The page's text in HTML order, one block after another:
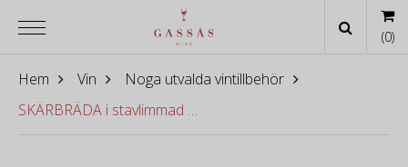
Hem Vin
Noga utvalda vintillbehör
SKÄRBRÄDA i stavlimmad ek med ränna [38x25x6 cm]
(0)